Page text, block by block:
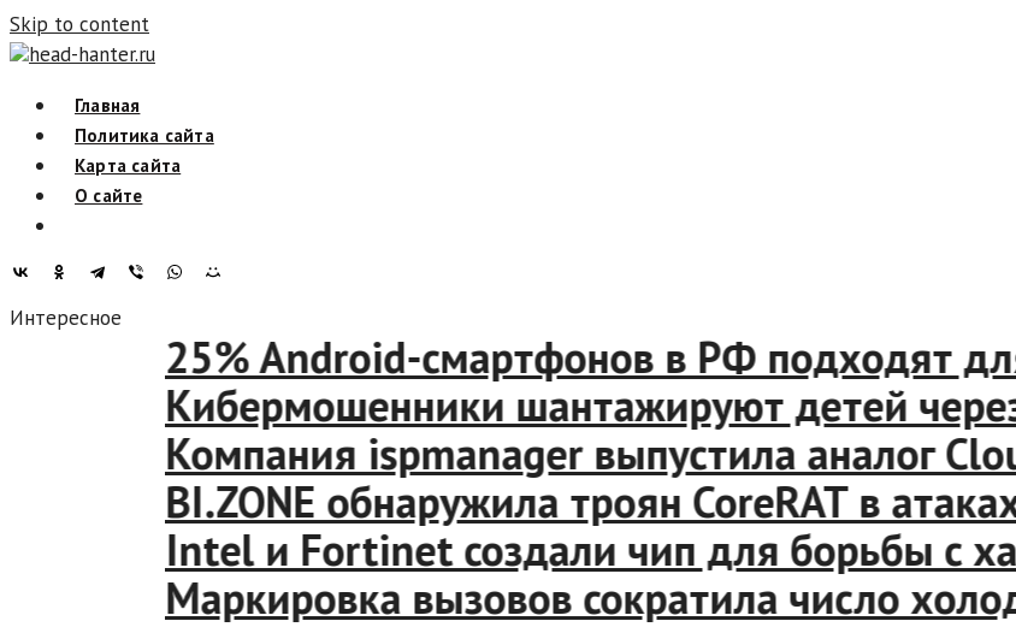
Skip to content
head-hanter.ru
Главная
Политика сайта
Карта сайта
О сайте
Интересное
25% Android-смартфонов в РФ подходят для
Кибермошенники шантажируют детей через
Компания ispmanager выпустила аналог
BI.ZONE обнаружила троян CoreRAT в атаках
Intel и Fortinet создали чип для борьбы с
Маркировка вызовов сократила число